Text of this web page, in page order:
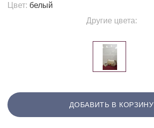
Цвет: белый
Другие цвета:
ДОБАВИТЬ В КОРЗИНУ